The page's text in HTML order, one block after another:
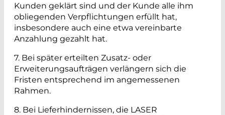
Kunden geklärt sind und der Kunde alle ihm
obliegenden Verpflichtungen erfüllt hat,
insbesondere auch eine etwa vereinbarte
Anzahlung gezahlt hat.
7. Bei später erteilten Zusatz- oder
Erweiterungsaufträgen verlängern sich die
Fristen entsprechend im angemessenen
Rahmen.
8. Bei Lieferhindernissen, die LASER